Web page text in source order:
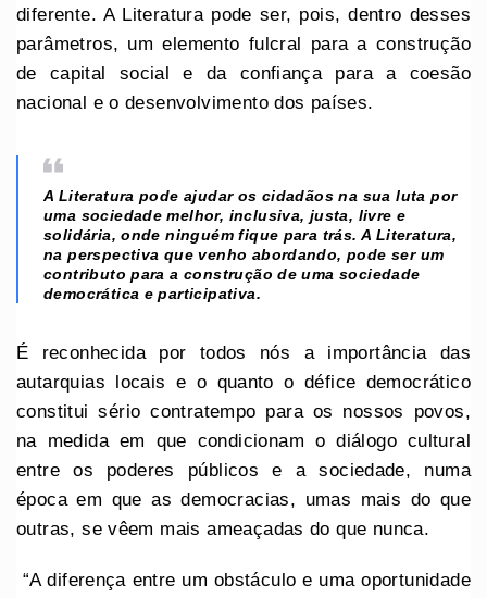
diferente. A Literatura pode ser, pois, dentro desses
parâmetros, um elemento fulcral para a construção
de capital social e da confiança para a coesão
nacional e o desenvolvimento dos países.
A Literatura pode ajudar os cidadãos na sua luta por
uma sociedade melhor, inclusiva, justa, livre e
solidária, onde ninguém fique para trás. A Literatura,
na perspectiva que venho abordando, pode ser um
contributo para a construção de uma sociedade
democrática e participativa.
É reconhecida por todos nós a importância das
autarquias locais e o quanto o défice democrático
constitui sério contratempo para os nossos povos,
na medida em que condicionam o diálogo cultural
entre os poderes públicos e a sociedade, numa
época em que as democracias, umas mais do que
outras, se vêem mais ameaçadas do que nunca.
“A diferença entre um obstáculo e uma oportunidade